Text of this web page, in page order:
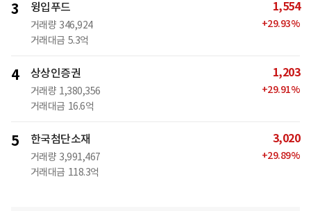
3 윙입푸드
거래량 346,924
거래대금 5.3억
1,554
+29.93%
4 상상인증권
거래량 1,380,356
거래대금 16.6억
1,203
+29.91%
5 한국첨단소재
거래량 3,991,467
거래대금 118.3억
3,020
+29.89%